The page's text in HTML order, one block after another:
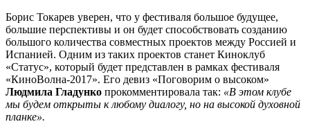
Борис Токарев уверен, что у фестиваля большое будущее,
большие перспективы и он будет способствовать созданию
большого количества совместных проектов между Россией и
Испанией. Одним из таких проектов станет Киноклуб
«Статус», который будет представлен в рамках фестиваля
«КиноВолна-2017». Его девиз «Поговорим о высоком»
Людмила Гладунко прокомментировала так: «В этом клубе
мы будем открыты к любому диалогу, но на высокой духовной
планке».